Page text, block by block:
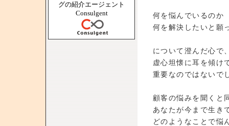
グの紹介エージェント
Consulgent
何を悩んでいるのか
何を解決したいと願
について澄んだ心で
虚心坦懐に耳を傾け
重要なのではないで
顧客の悩みを聞くと
あなたが今まで生き
どのようなことで悩